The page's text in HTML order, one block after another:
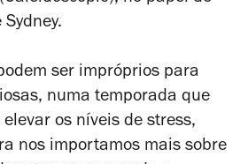
ser impróprios para
numa temporada que
os níveis de stress,
nos importamos mais sobre